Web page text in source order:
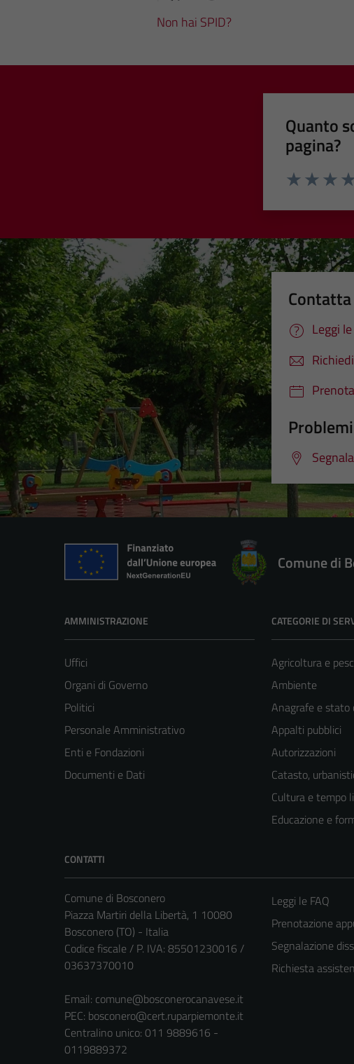
Non hai SPID?
Quanto
pagina?
Leggi
Comune di
AMMINISTRAZIONE
Uffici
Organi di Governo
Politici
Personale Amministrativo
Enti e Fondazioni
Documenti e Dati
CATEGORIE DI
Agricoltura e
Ambiente
Anagrafe e stato
Appalti pubblici
Autorizzazioni
Catasto,
Cultura e tempo
Educazione e
CONTATTI
Comune di Bosconero
Piazza Martiri della Libertà, 1 10080
Bosconero (TO) - Italia
Codice fiscale / P. IVA: 85501230016 /
03637370010
Email: comune@bosconerocanavese.it
PEC: bosconero@cert.ruparpiemonte.it
Centralino unico: 011 9889616 -
0119889372
Leggi le FAQ
Prenotazione
Segnalazione
Richiesta